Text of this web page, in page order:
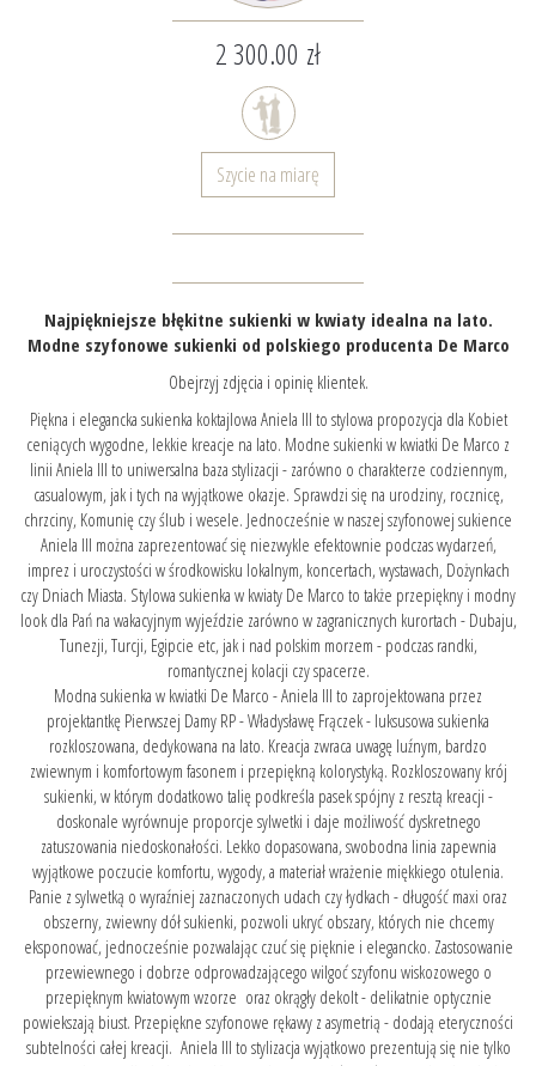
2 300.00 zł
Szycie na miarę
Najpiękniejsze błękitne sukienki w kwiaty idealna na lato.
Modne szyfonowe sukienki od polskiego producenta De Marco
Obejrzyj zdjęcia i opinię klientek.
Piękna i elegancka sukienka koktajlowa Aniela III to stylowa propozycja dla Kobiet
ceniących wygodne, lekkie kreacje na lato. Modne sukienki w kwiatki De Marco z
linii Aniela III to uniwersalna baza stylizacji - zarówno o charakterze codziennym,
casualowym, jak i tych na wyjątkowe okazje. Sprawdzi się na urodziny, rocznicę,
chrzciny, Komunię czy ślub i wesele. Jednocześnie w naszej szyfonowej sukience
Aniela III można zaprezentować się niezwykle efektownie podczas wydarzeń,
imprez i uroczystości w środkowisku lokalnym, koncertach, wystawach, Dożynkach
czy Dniach Miasta. Stylowa sukienka w kwiaty De Marco to także przepiękny i modny
look dla Pań na wakacyjnym wyjeździe zarówno w zagranicznych kurortach - Dubaju,
Tunezji, Turcji, Egipcie etc, jak i nad polskim morzem - podczas randki,
romantycznej kolacji czy spacerze.
Modna sukienka w kwiatki De Marco - Aniela III to zaprojektowana przez
projektantkę Pierwszej Damy RP - Władysławę Frączek - luksusowa sukienka
rozkloszowana, dedykowana na lato. Kreacja zwraca uwagę luźnym, bardzo
zwiewnym i komfortowym fasonem i przepiękną kolorystyką. Rozkloszowany krój
sukienki, w którym dodatkowo talię podkreśla pasek spójny z resztą kreacji -
doskonale wyrównuje proporcje sylwetki i daje możliwość dyskretnego
zatuszowania niedoskonałości. Lekko dopasowana, swobodna linia zapewnia
wyjątkowe poczucie komfortu, wygody, a materiał wrażenie miękkiego otulenia.
Panie z sylwetką o wyraźniej zaznaczonych udach czy łydkach - długość maxi oraz
obszerny, zwiewny dół sukienki, pozwoli ukryć obszary, których nie chcemy
eksponować, jednocześnie pozwalając czuć się pięknie i elegancko. Zastosowanie
przewiewnego i dobrze odprowadzającego wilgoć szyfonu wiskozowego o
przepięknym kwiatowym wzorze oraz okrągły dekolt - delikatnie optycznie
powiekszają biust. Przepiękne szyfonowe rękawy z asymetrią - dodają eteryczności
subtelności całej kreacji. Aniela III to stylizacja wyjątkowo prezentują się nie tylko